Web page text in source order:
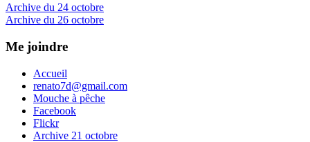
Navigation
de
l’article
Previous
Post:
Archive du 24 octobre
Next
Archive du 26 octobre
Me joindre
Accueil
renato7d@gmail.com
Mouche à pêche
Facebook
Flickr
Archive 21 octobre